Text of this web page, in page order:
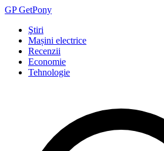
GPGetPony
Ştiri
Mașini electrice
Recenzii
Economie
Tehnologie